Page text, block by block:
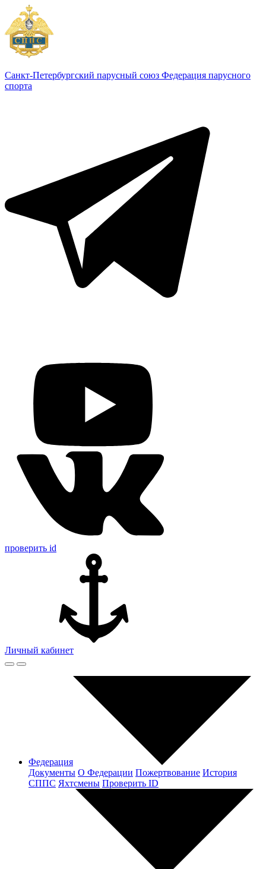
Санкт-Петербургский парусный союз Федерация парусного
спорта
проверить id
Личный кабинет
Федерация
Документы О Федерации Пожертвование История
СППС Яхтсмены Проверить ID